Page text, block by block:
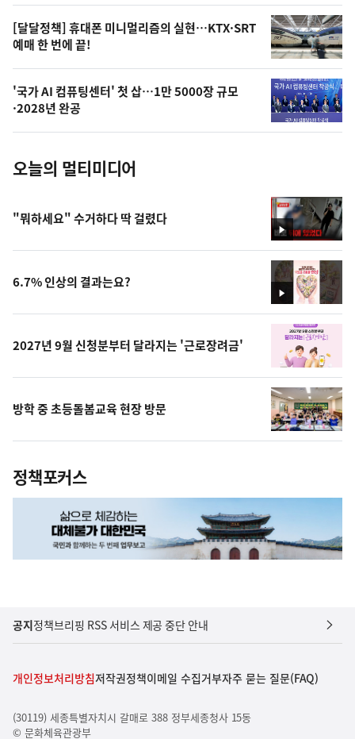
오
늘
의
사
진
[달달정책] 휴대폰 미니멀리즘의 실현…KTX·SRT
예매 한 번에 끝!
'국가 AI 컴퓨팅센터' 첫 삽…1만 5000장 규모
·2028년 완공
오늘의 멀티미디어
영
상
"뭐하세요" 수거하다 딱 걸렸다
영
상
6.7% 인상의 결과는요?
2027년 9월 신청분부터 달라지는 '근로장려금'
방학 중 초등돌봄교육 현장 방문
정책포커스
공지정책브리핑 RSS 서비스 제공 중단 안내
개인정보처리방침저작권정책이메일 수집거부자주 묻는 질문(FAQ)
(30119) 세종특별자치시 갈매로 388 정부세종청사 15동
© 문화체육관광부